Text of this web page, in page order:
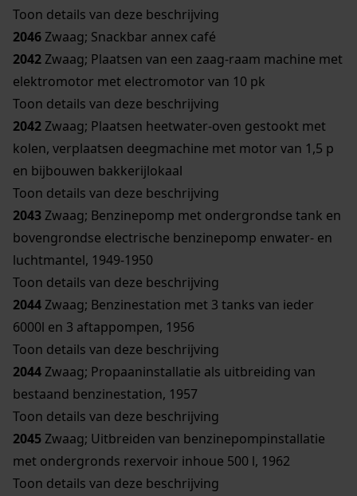
Toon details van deze beschrijving
2046Zwaag; Snackbar annex café
2042Zwaag; Plaatsen van een zaag-raam machine met
elektromotor met electromotor van 10 pk
Toon details van deze beschrijving
2042Zwaag; Plaatsen heetwater-oven gestookt met
kolen, verplaatsen deegmachine met motor van 1,5 p
en bijbouwen bakkerijlokaal
Toon details van deze beschrijving
2043Zwaag; Benzinepomp met ondergrondse tank en
bovengrondse electrische benzinepomp enwater- en
luchtmantel, 1949-1950
Toon details van deze beschrijving
2044Zwaag; Benzinestation met 3 tanks van ieder
6000l en 3 aftappompen, 1956
Toon details van deze beschrijving
2044Zwaag; Propaaninstallatie als uitbreiding van
bestaand benzinestation, 1957
Toon details van deze beschrijving
2045Zwaag; Uitbreiden van benzinepompinstallatie
met ondergronds rexervoir inhoue 500 l, 1962
Toon details van deze beschrijving